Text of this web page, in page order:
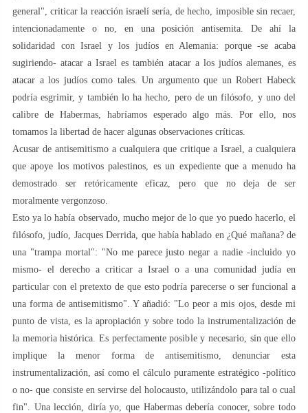
general", criticar la reacción israelí sería, de hecho, imposible sin recaer,
intencionadamente o no, en una posición antisemita. De ahí la
solidaridad con Israel y los judíos en Alemania: porque -se acaba
sugiriendo- atacar a Israel es también atacar a los judíos alemanes, es
atacar a los judíos como tales. Un argumento que un Robert Habeck
podría esgrimir, y también lo ha hecho, pero de un filósofo, y uno del
calibre de Habermas, habríamos esperado algo más. Por ello, nos
tomamos la libertad de hacer algunas observaciones críticas.
Acusar de antisemitismo a cualquiera que critique a Israel, a cualquiera
que apoye los motivos palestinos, es un expediente que a menudo ha
demostrado ser retóricamente eficaz, pero que no deja de ser
moralmente vergonzoso.
Esto ya lo había observado, mucho mejor de lo que yo puedo hacerlo, el
filósofo, judío, Jacques Derrida, que había hablado en ¿Qué mañana? de
una "trampa mortal": "No me parece justo negar a nadie -incluido yo
mismo- el derecho a criticar a Israel o a una comunidad judía en
particular con el pretexto de que esto podría parecerse o ser funcional a
una forma de antisemitismo". Y añadió: "Lo peor a mis ojos, desde mi
punto de vista, es la apropiación y sobre todo la instrumentalización de
la memoria histórica. Es perfectamente posible y necesario, sin que ello
implique la menor forma de antisemitismo, denunciar esta
instrumentalización, así como el cálculo puramente estratégico -político
o no- que consiste en servirse del holocausto, utilizándolo para tal o cual
fin". Una lección, diría yo, que Habermas debería conocer, sobre todo